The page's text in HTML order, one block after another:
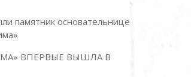
памятник основательнице
ВПЕРВЫЕ ВЫШЛА В